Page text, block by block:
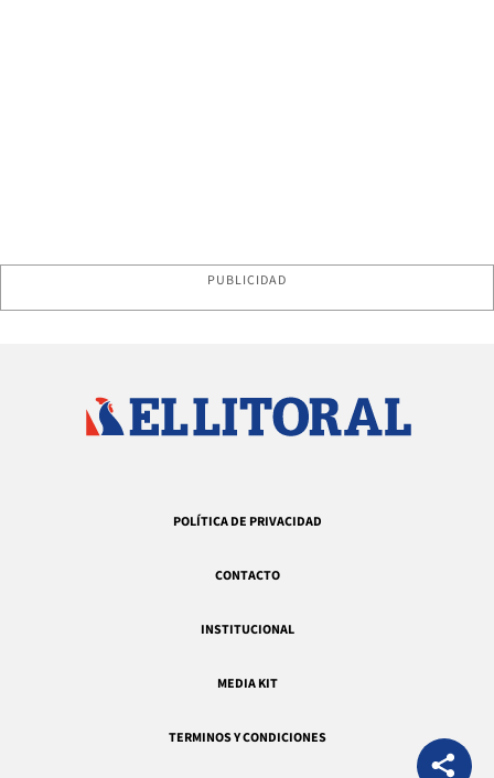
PUBLICIDAD
POLÍTICA DE PRIVACIDAD
CONTACTO
INSTITUCIONAL
MEDIA KIT
TERMINOS Y CONDICIONES